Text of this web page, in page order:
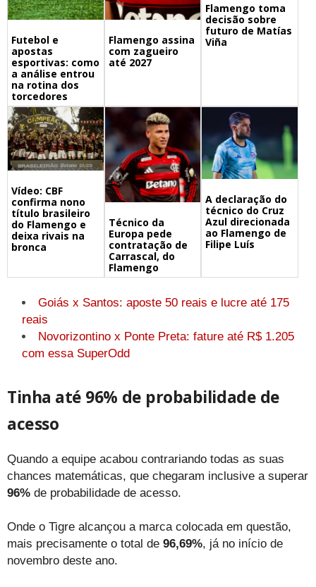
Futebol e
apostas
esportivas: como
a análise entrou
na rotina dos
torcedores
Flamengo assina
com zagueiro
até 2027
Flamengo toma
decisão sobre
futuro de Matías
Viña
Vídeo: CBF
confirma nono
título brasileiro
do Flamengo e
deixa rivais na
bronca
Técnico da
Europa pede
contratação de
Carrascal, do
Flamengo
A declaração do
técnico do Cruz
Azul direcionada
ao Flamengo de
Filipe Luís
Goiás x Santos: aposte 50 reais e lucre até 175
reais
Novorizontino x Ponte Preta: fature até R$ 1.205
com essa SuperOdd
Tinha até 96% de probabilidade de
acesso
Quando a equipe acabou contrariando todas as suas
chances matemáticas, que chegaram inclusive a superar
96% de probabilidade de acesso.
Onde o Tigre alcançou a marca colocada em questão,
mais precisamente o total de 96,69%, já no início de
novembro deste ano.